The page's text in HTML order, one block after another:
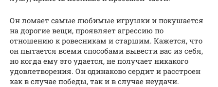
Он ломает самые любимые игрушки и покушается
на дорогие вещи, проявляет агрессию по
отношению к ровесникам и старшим. Кажется, что
он пытается всеми способами вывести вас из себя,
но когда ему это удается, не получает никакого
удовлетворения. Он одинаково сердит и расстроен
как в случае победы, так и в случае неудачи.